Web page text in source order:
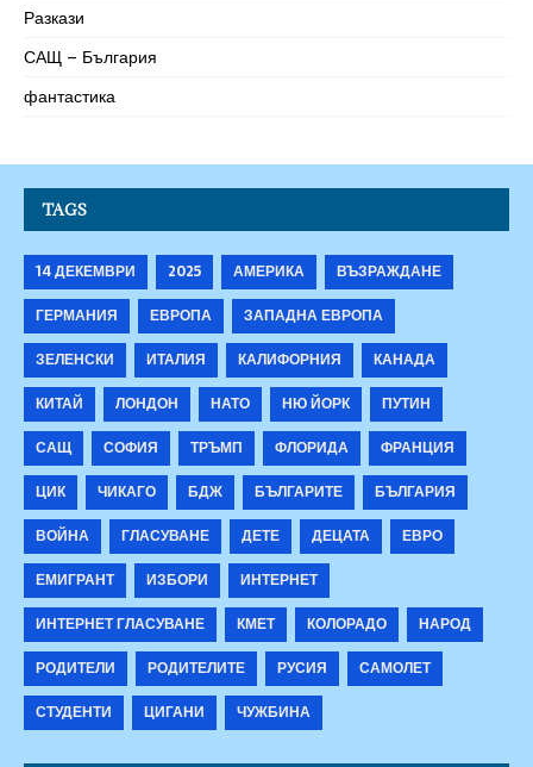
Разкази
САЩ – България
фантастика
TAGS
14 ДЕКЕМВРИ 2025 АМЕРИКА
ВЪЗРАЖДАНЕ
ГЕРМАНИЯ
ЕВРОПА
ЗАПАДНА ЕВРОПА
ЗЕЛЕНСКИ
ИТАЛИЯ КАЛИФОРНИЯ
КАНАДА
КИТАЙ
ЛОНДОН НАТО НЮ ЙОРК
ПУТИН
САЩ
СОФИЯ ТРЪМП ФЛОРИДА
ФРАНЦИЯ
ЦИК
ЧИКАГО БДЖ БЪЛГАРИТЕ
БЪЛГАРИЯ
ВОЙНА
ГЛАСУВАНЕ ДЕТЕ ДЕЦАТА
ЕВРО
ЕМИГРАНТ
ИЗБОРИ
ИНТЕРНЕТ
ИНТЕРНЕТ ГЛАСУВАНЕ
КМЕТ КОЛОРАДО
НАРОД
РОДИТЕЛИ
РОДИТЕЛИТЕ РУСИЯ
САМОЛЕТ
СТУДЕНТИ
ЦИГАНИ ЧУЖБИНА